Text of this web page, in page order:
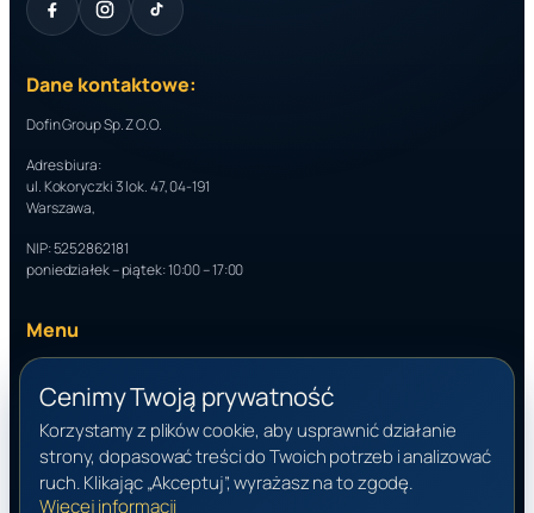
Dane kontaktowe:
Dofin Group Sp. Z O.O.
Adres biura:
ul. Kokoryczki 3 lok. 47, 04-191
Warszawa,
NIP: 5252862181
poniedziałek – piątek: 10:00 – 17:00
Menu
O nas
Oferta
Narzędzia
Baza wiedzy
Kontakt
Dodatkowe informacje
Cenimy Twoją prywatność
Korzystamy z plików cookie, aby usprawnić działanie
strony, dopasować treści do Twoich potrzeb i analizować
ruch. Klikając „Akceptuj”, wyrażasz na to zgodę.
Więcej informacji